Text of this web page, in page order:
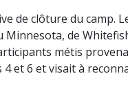
de clôture du camp.
de
métis
et 6 et visait à